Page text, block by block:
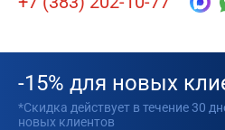
-15% для новых
*Скидка действует в течение 30
новых клиентов